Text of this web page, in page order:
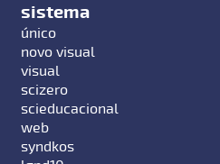
sistema
único
novo visual
visual
scizero
scieducacional
web
syndkos